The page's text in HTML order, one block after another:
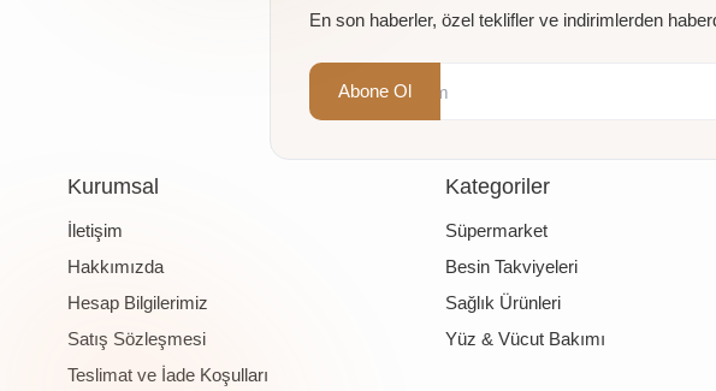
En son haberler, özel teklifler ve indirimlerden
Abone Ol
Kurumsal
İletişim
Hakkımızda
Hesap Bilgilerimiz
Satış Sözleşmesi
Teslimat ve İade Koşulları
Kategoriler
Süpermarket
Besin Takviyeleri
Sağlık Ürünleri
Yüz & Vücut Bakımı